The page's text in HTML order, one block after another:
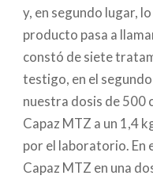
y, en segundo lugar,
producto pasa a
constó de siete
testigo, en el
nuestra dosis de 500
Capaz MTZ a un 1,4
por el laboratorio. En
Capaz MTZ en una